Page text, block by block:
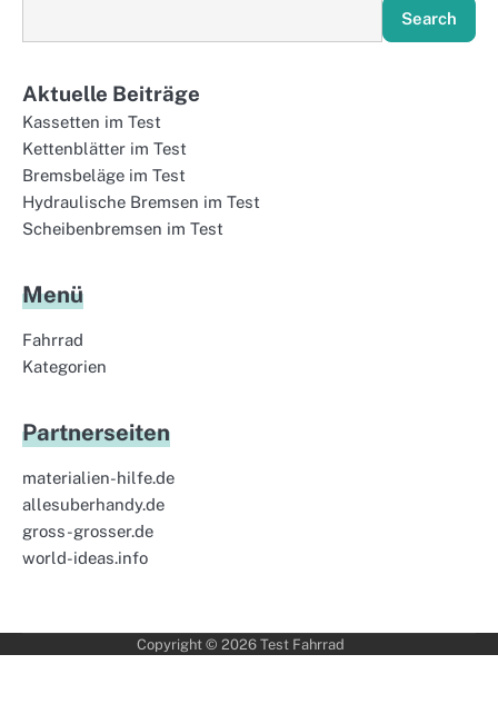
Search
Aktuelle Beiträge
Kassetten im Test
Kettenblätter im Test
Bremsbeläge im Test
Hydraulische Bremsen im Test
Scheibenbremsen im Test
Menü
Fahrrad
Kategorien
Partnerseiten
materialien-hilfe.de
allesuberhandy.de
gross-grosser.de
world-ideas.info
Copyright © 2026 Test Fahrrad